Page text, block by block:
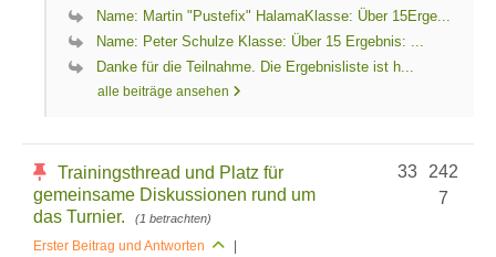
Name: Martin "Pustefix" HalamaKlasse: Über 15Erge...
Name: Peter Schulze Klasse: Über 15 Ergebnis: ...
Danke für die Teilnahme. Die Ergebnisliste ist h...
alle beiträge ansehen
Trainingsthread und Platz für
gemeinsame Diskussionen rund um
das Turnier.
(1 betrachten)
Erster Beitrag und Antworten
|
242
7
33